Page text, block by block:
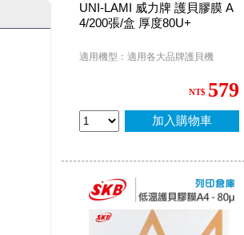
UNI-LAMI 威力牌 護貝膠膜 A
4/200張/盒 厚度80U+
適用機型：適用各大品牌護貝機
NT$ 579
加入購物車